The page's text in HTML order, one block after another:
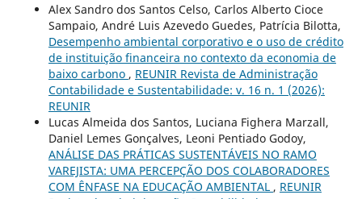
Alex Sandro dos Santos Celso, Carlos Alberto Cioce
Sampaio, André Luis Azevedo Guedes, Patrícia Bilotta,
Desempenho ambiental corporativo e o uso de crédito
de instituição financeira no contexto da economia de
baixo carbono , REUNIR Revista de Administração
Contabilidade e Sustentabilidade: v. 16 n. 1 (2026):
REUNIR
Lucas Almeida dos Santos, Luciana Fighera Marzall,
Daniel Lemes Gonçalves, Leoni Pentiado Godoy,
ANÁLISE DAS PRÁTICAS SUSTENTÁVEIS NO RAMO
VAREJISTA: UMA PERCEPÇÃO DOS COLABORADORES
COM ÊNFASE NA EDUCAÇÃO AMBIENTAL , REUNIR